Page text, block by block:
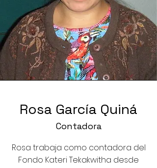
Rosa García Quiná
Contadora
Rosa trabaja como contadora del
Fondo Kateri Tekakwitha desde